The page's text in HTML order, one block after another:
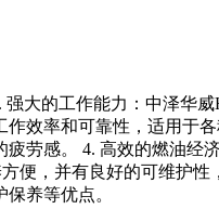
大的工作能力：中泽华
效率和可靠性，适用于
劳感。 4. 高效的燃油
便，并有良好的可维护
养等优点。